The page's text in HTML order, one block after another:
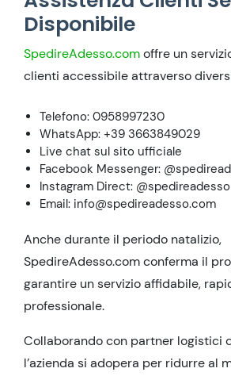
Disponibile
SpedireAdesso.comoffre un
clienti accessibile attraverso
Telefono: 0958997230
WhatsApp: +39 3663849029
Live chat sul sito ufficiale
Facebook Messenger:
Instagram Direct: @spedireadesso
Email: info@spedireadesso.com
Anche durante il periodo natalizio,
SpedireAdesso.com conferma il
garantire un servizio affidabile,
professionale.
Collaborando con partner logistici
l’azienda si adopera per ridurre al